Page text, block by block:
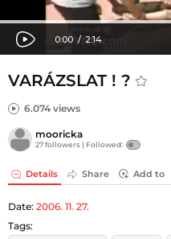
VARÁZSLAT ! ?
6.074 views
mooricka
27 followers | Followed:
Details Share Add to
Date: 2006. 11. 27.
Tags: